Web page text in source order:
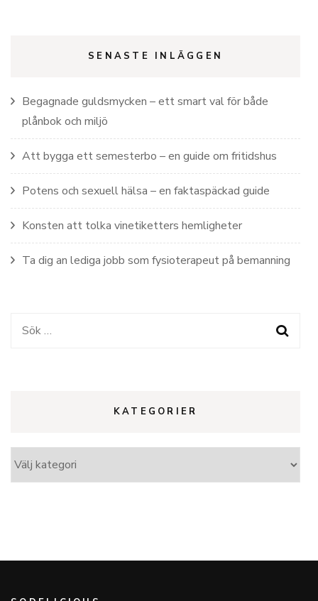
SENASTE INLÄGGEN
Begagnade guldsmycken – ett smart val för både
plånbok och miljö
Att bygga ett semesterbo – en guide om fritidshus
Potens och sexuell hälsa – en faktaspäckad guide
Konsten att tolka vinetiketters hemligheter
Ta dig an lediga jobb som fysioterapeut på bemanning
Sök
KATEGORIER